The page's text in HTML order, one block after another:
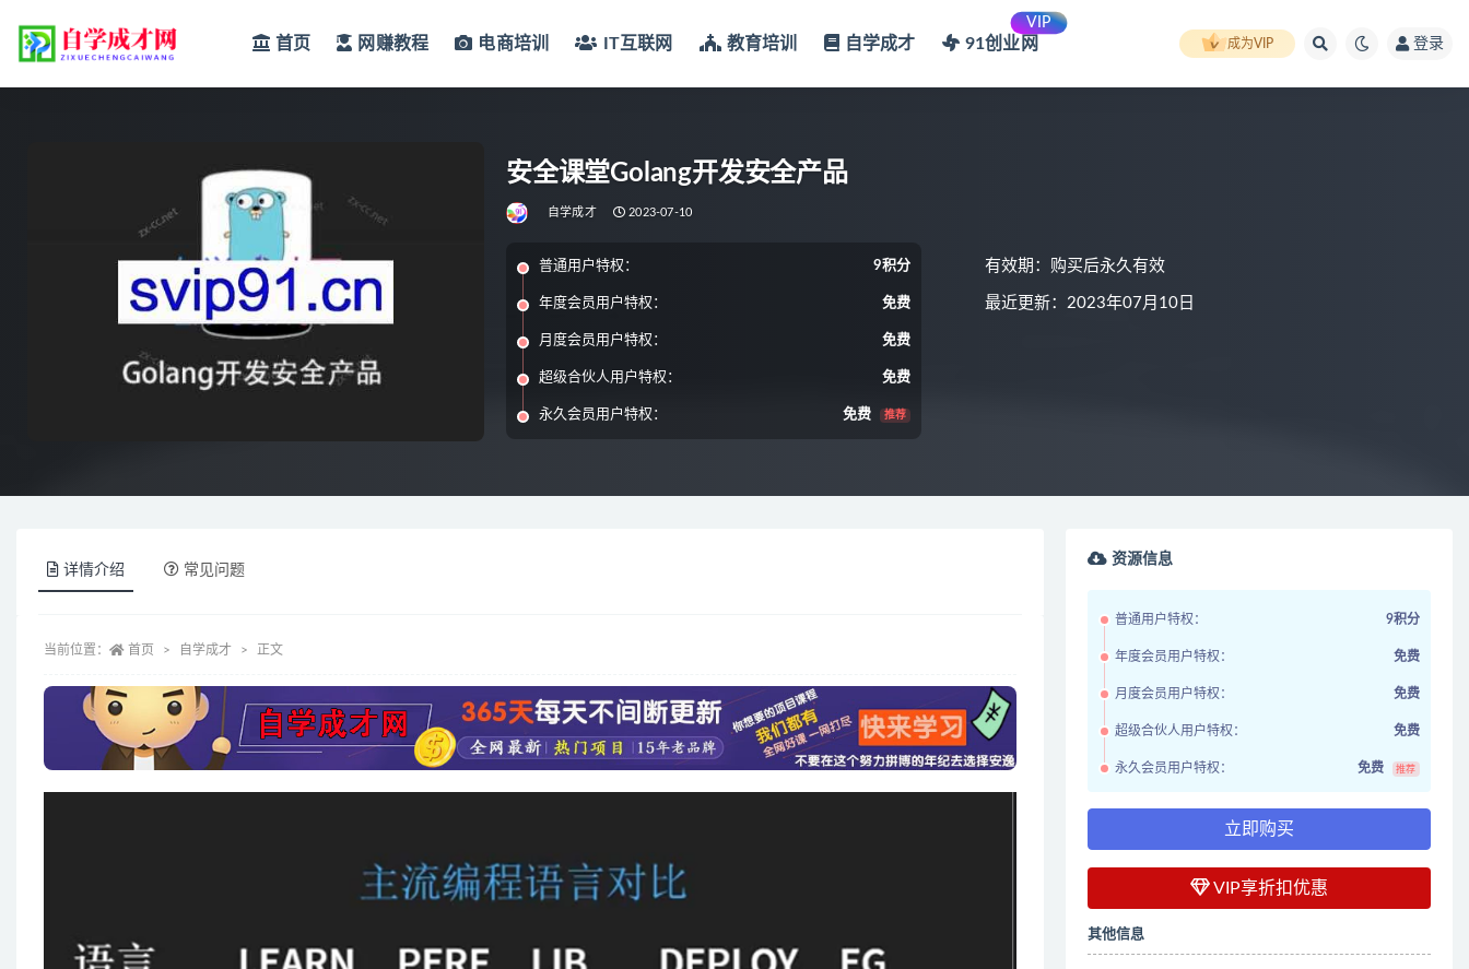
首页 网赚教程 电商培训 IT互联网 教育培训 自学成才 91创业网
VIP
成为VIP 登录
安全课堂Golang开发安全产品
自学成才 2023-07-10
普通用户特权： 9积分
年度会员用户特权： 免费
月度会员用户特权： 免费
超级合伙人用户特权： 免费
永久会员用户特权： 免费 推荐
有效期：购买后永久有效
最近更新：2023年07月10日
详情介绍 常见问题
当前位置： 首页 自学成才 正文
资源信息
普通用户特权： 9积分
年度会员用户特权： 免费
月度会员用户特权： 免费
超级合伙人用户特权： 免费
永久会员用户特权： 免费 推荐
立即购买
VIP享折扣优惠
其他信息